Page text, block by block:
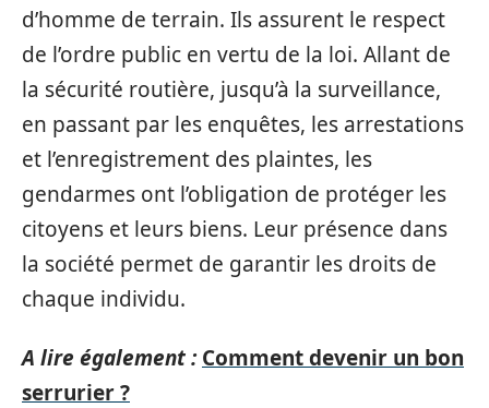
d’homme de terrain. Ils assurent le respect
de l’ordre public en vertu de la loi. Allant de
la sécurité routière, jusqu’à la surveillance,
en passant par les enquêtes, les arrestations
et l’enregistrement des plaintes, les
gendarmes ont l’obligation de protéger les
citoyens et leurs biens. Leur présence dans
la société permet de garantir les droits de
chaque individu.
A lire également : Comment devenir un bon
serrurier ?